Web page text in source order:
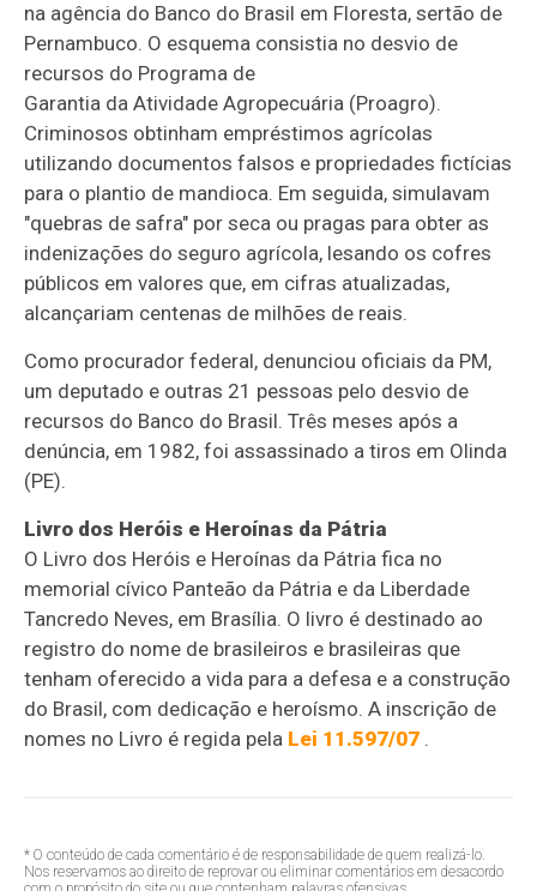
na agência do Banco do Brasil em Floresta, sertão de
Pernambuco. O esquema consistia no desvio de
recursos do Programa de
Garantia da Atividade Agropecuária (Proagro).
Criminosos obtinham empréstimos agrícolas
utilizando documentos falsos e propriedades fictícias
para o plantio de mandioca. Em seguida, simulavam
"quebras de safra" por seca ou pragas para obter as
indenizações do seguro agrícola, lesando os cofres
públicos em valores que, em cifras atualizadas,
alcançariam centenas de milhões de reais.
Como procurador federal, denunciou oficiais da PM,
um deputado e outras 21 pessoas pelo desvio de
recursos do Banco do Brasil. Três meses após a
denúncia, em 1982, foi assassinado a tiros em Olinda
(PE).
Livro dos Heróis e Heroínas da Pátria
O Livro dos Heróis e Heroínas da Pátria fica no
memorial cívico Panteão da Pátria e da Liberdade
Tancredo Neves, em Brasília. O livro é destinado ao
registro do nome de brasileiros e brasileiras que
tenham oferecido a vida para a defesa e a construção
do Brasil, com dedicação e heroísmo. A inscrição de
nomes no Livro é regida pela Lei 11.597/07 .
* O conteúdo de cada comentário é de responsabilidade de quem realizá-lo.
Nos reservamos ao direito de reprovar ou eliminar comentários em desacordo